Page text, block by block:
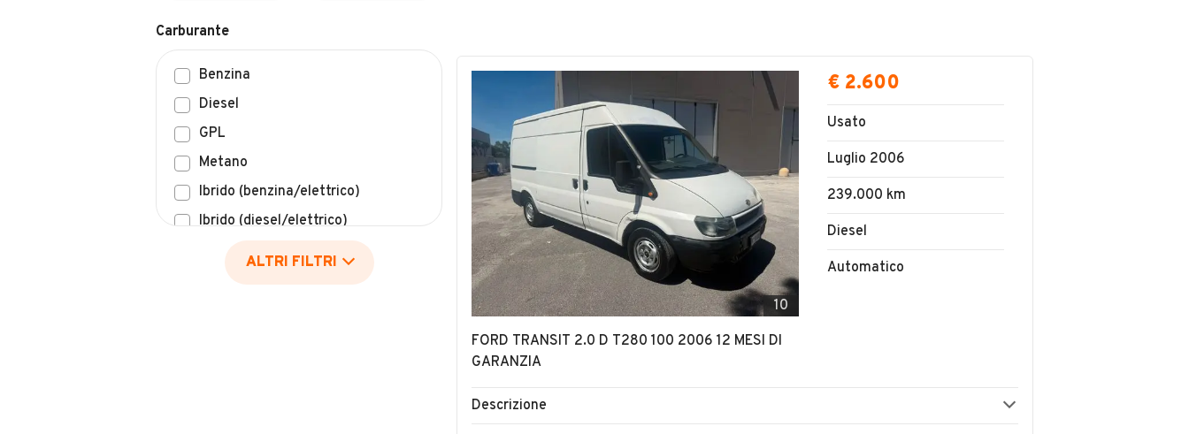
Carburante
Benzina
Diesel
GPL
Metano
Ibrido (benzina/elettrico)
Ibrido (diesel/elettrico)
Elettrico
Idrogeno
ALTRI FILTRI
10
FORD TRANSIT 2.0 D T280 100 2006 12 MESI DI
GARANZIA
€ 2.600
Usato
Luglio 2006
239.000 km
Diesel
Automatico
Descrizione